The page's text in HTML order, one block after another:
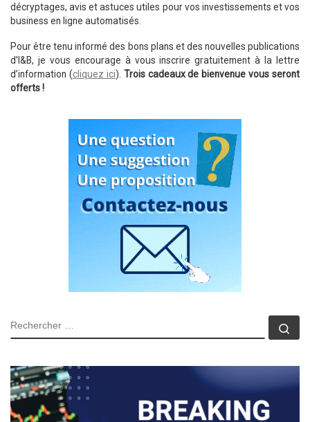
décryptages, avis et astuces utiles pour vos investissements et vos
business en ligne automatisés.
Pour être tenu informé des bons plans et des nouvelles publications
d’I&B, je vous encourage à vous inscrire gratuitement à la lettre
d’information (cliquez ici). Trois cadeaux de bienvenue vous seront
offerts !
RECHERCHER